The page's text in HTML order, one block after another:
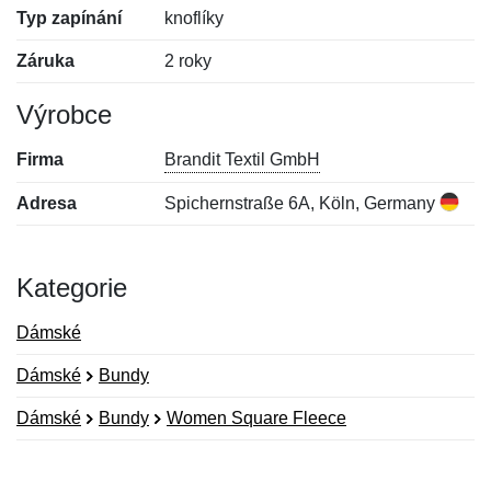
Typ zapínání knoflíky
Záruka 2 roky
Výrobce
Firma Brandit Textil GmbH
Adresa Spichernstraße 6A, Köln, Germany
Kategorie
Dámské
Dámské Bundy
Dámské Bundy Women Square Fleece